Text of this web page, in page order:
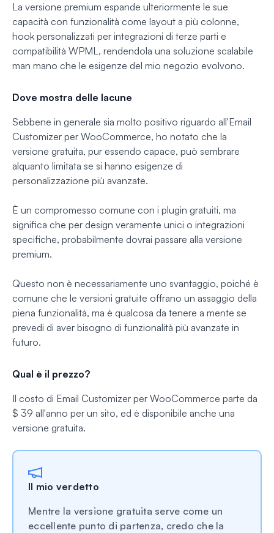
La versione premium espande ulteriormente le sue
capacità con funzionalità come layout a più colonne,
hook personalizzati per integrazioni di terze parti e
compatibilità WPML, rendendola una soluzione scalabile
man mano che le esigenze del mio negozio evolvono.
Dove mostra delle lacune
Sebbene in generale sia molto positivo riguardo all'Email
Customizer per WooCommerce, ho notato che la
versione gratuita, pur essendo capace, può sembrare
alquanto limitata se si hanno esigenze di
personalizzazione più avanzate.
È un compromesso comune con i plugin gratuiti, ma
significa che per design veramente unici o integrazioni
specifiche, probabilmente dovrai passare alla versione
premium.
Questo non è necessariamente uno svantaggio, poiché è
comune che le versioni gratuite offrano un assaggio della
piena funzionalità, ma è qualcosa da tenere a mente se
prevedi di aver bisogno di funzionalità più avanzate in
futuro.
Qual è il prezzo?
Il costo di Email Customizer per WooCommerce parte da
$ 39 all'anno per un sito, ed è disponibile anche una
versione gratuita.
Il mio verdetto
Mentre la versione gratuita serve come un
eccellente punto di partenza, credo che la